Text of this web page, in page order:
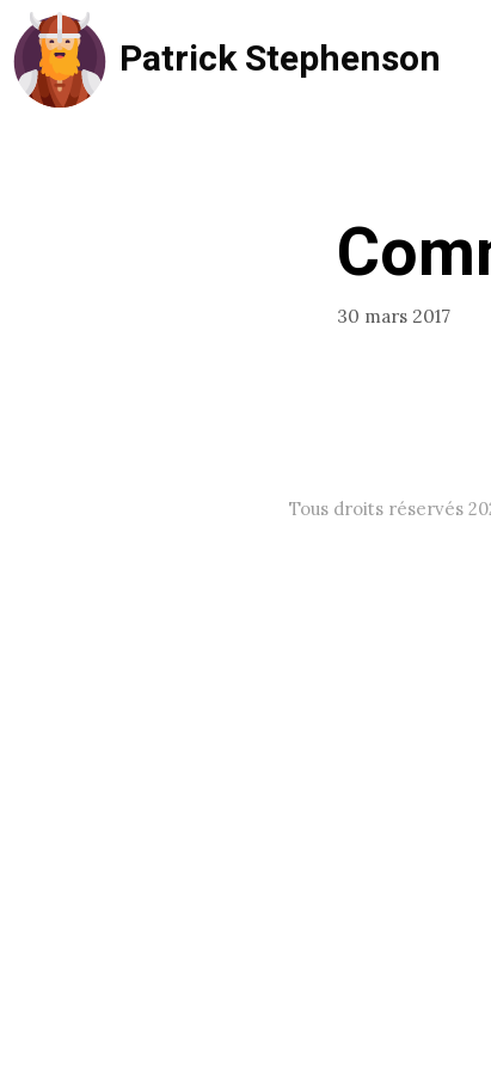
Aller
au
contenu
Patrick Stephenson
30 mars 2017
Tous droits réservés